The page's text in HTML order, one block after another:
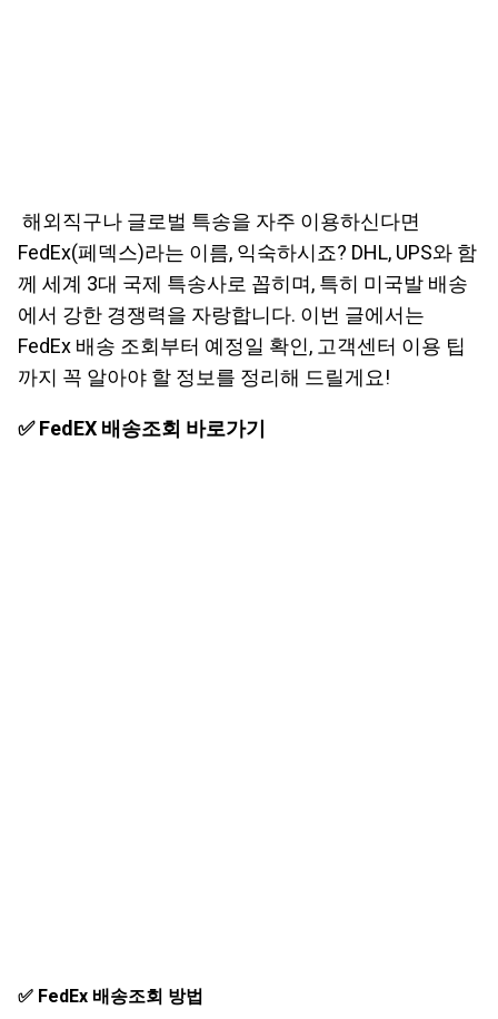
해외직구나 글로벌 특송을 자주 이용하신다면
FedEx(페덱스)라는 이름, 익숙하시죠? DHL, UPS와 함
께 세계 3대 국제 특송사로 꼽히며, 특히 미국발 배송
에서 강한 경쟁력을 자랑합니다. 이번 글에서는
FedEx 배송 조회부터 예정일 확인, 고객센터 이용 팁
까지 꼭 알아야 할 정보를 정리해 드릴게요!
✅ FedEX 배송조회 바로가기
✅ FedEx 배송조회 방법